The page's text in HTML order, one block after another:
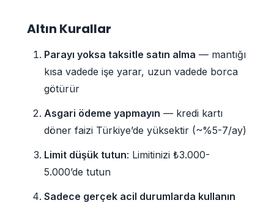
Altın Kurallar
Parayı yoksa taksitle satın alma — mantığı
kısa vadede işe yarar, uzun vadede borca
götürür
Asgari ödeme yapmayın — kredi kartı
döner faizi Türkiye’de yüksektir (~%5-7/ay)
Limit düşük tutun: Limitinizi ₺3.000-
5.000’de tutun
Sadece gerçek acil durumlarda kullanın